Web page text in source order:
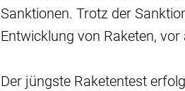
Sanktionen. Trotz der
Entwicklung von Raketen,
Der jüngste Raketentest